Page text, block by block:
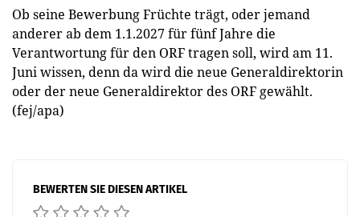
Ob seine Bewerbung Früchte trägt, oder jemand
anderer ab dem 1.1.2027 für fünf Jahre die
Verantwortung für den ORF tragen soll, wird am 11.
Juni wissen, denn da wird die neue Generaldirektorin
oder der neue Generaldirektor des ORF gewählt.
(fej/apa)
BEWERTEN SIE DIESEN ARTIKEL